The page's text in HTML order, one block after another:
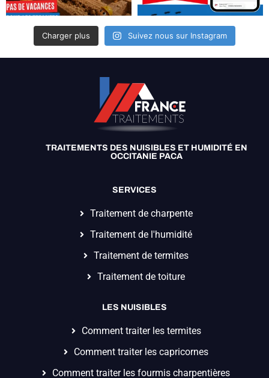
Charger plus Suivez nous sur Instagram
TRAITEMENTS DES NUISIBLES ET HUMIDITÉ EN
OCCITANIE PACA
SERVICES
Traitement de charpente
Traitement de l'humidité
Traitement de termites
Traitement de toiture
LES NUISIBLES
Comment traiter les termites
Comment traiter les capricornes
Comment traiter les fourmis charpentières